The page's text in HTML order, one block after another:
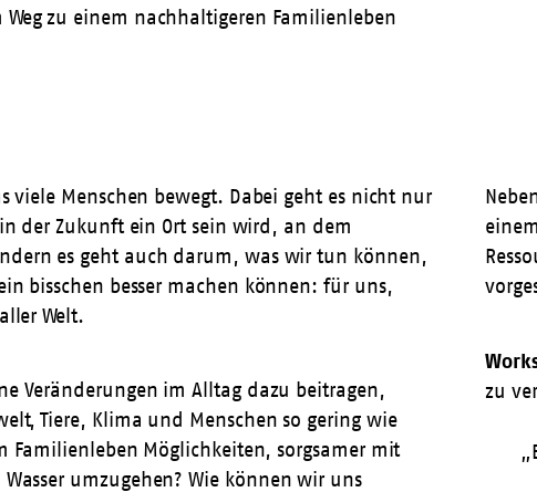
zu einem nachhaltigeren Familienleben
viele Menschen bewegt. Dabei geht es nicht nur
der Zukunft ein Ort sein wird, an dem
es geht auch darum, was wir tun können,
bisschen besser machen können: für uns,
Welt.
Veränderungen im Alltag dazu beitragen,
Tiere, Klima und Menschen so gering wie
Familienleben Möglichkeiten, sorgsamer mit
umzugehen? Wie können wir uns
zu